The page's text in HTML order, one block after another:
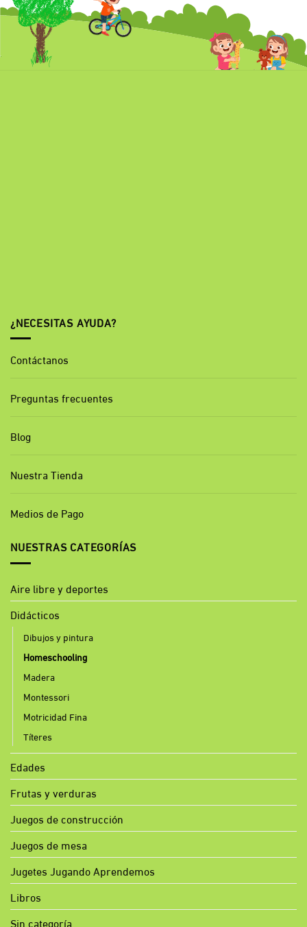
¿NECESITAS AYUDA?
Contáctanos
Preguntas frecuentes
Blog
Nuestra Tienda
Medios de Pago
NUESTRAS CATEGORÍAS
Aire libre y deportes
Didácticos
Dibujos y pintura
Homeschooling
Madera
Montessori
Motricidad Fina
Títeres
Edades
Frutas y verduras
Juegos de construcción
Juegos de mesa
Jugetes Jugando Aprendemos
Libros
Sin categoría